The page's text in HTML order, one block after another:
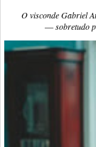
O visconde Gabriel
― sobretudo